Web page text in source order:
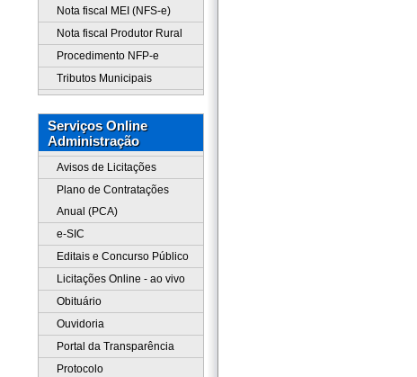
Nota fiscal MEI (NFS-e)
Nota fiscal Produtor Rural
Procedimento NFP-e
Tributos Municipais
Serviços Online
Administração
Avisos de Licitações
Plano de Contratações
Anual (PCA)
e-SIC
Editais e Concurso Público
Licitações Online - ao vivo
Obituário
Ouvidoria
Portal da Transparência
Protocolo